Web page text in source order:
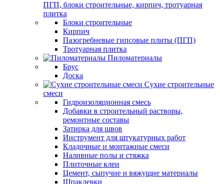
ПГП, блоки строительные, кирпич, тротуарная
плитка
Блоки строительные
Кирпич
Пазогребневые гипсовые плиты (ПГП)
Тротуарная плитка
Пиломатериалы
Брус
Доска
Сухие строительные
смеси
Гидроизоляционная смесь
Добавки в строительный растворы,
ремонтные составы
Затирка для швов
Инструмент для штукатурных работ
Кладочные и монтажные смеси
Наливные полы и стяжка
Плиточные клеи
Цемент, сыпучие и вяжущие материалы
Шпаклевки